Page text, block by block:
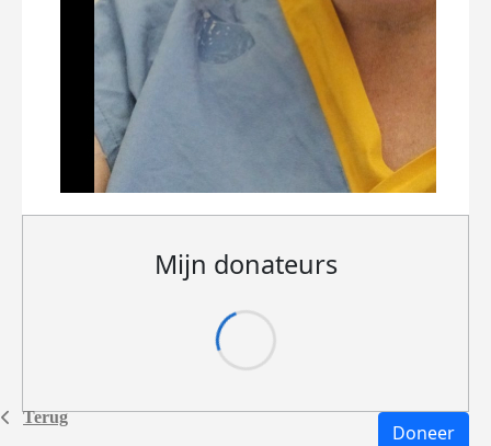
Terug
Mijn donateurs
Doneer